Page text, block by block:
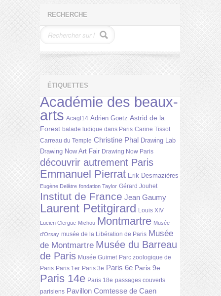
RECHERCHE
ÉTIQUETTES
Académie des beaux-
arts Acagl14 Adrien Goetz Astrid de la
Forest balade ludique dans Paris Carine Tissot
Carreau du Temple Christine Phal Drawing Lab
Drawing Now Art Fair Drawing Now Paris
découvrir autrement Paris
Emmanuel Pierrat Erik Desmazières
Eugène Delâtre fondation Taylor Gérard Jouhet
Institut de France Jean Gaumy
Laurent Petitgirard Louis XIV
Lucien Clergue Michou Montmartre Musée
d'Orsay musée de la Libération de Paris Musée
de Montmartre Musée du Barreau
de Paris Musée Guimet Parc zoologique de
Paris Paris 1er Paris 3e Paris 6e Paris 9e
Paris 14e Paris 18e passages couverts
parisiens Pavillon Comtesse de Caen